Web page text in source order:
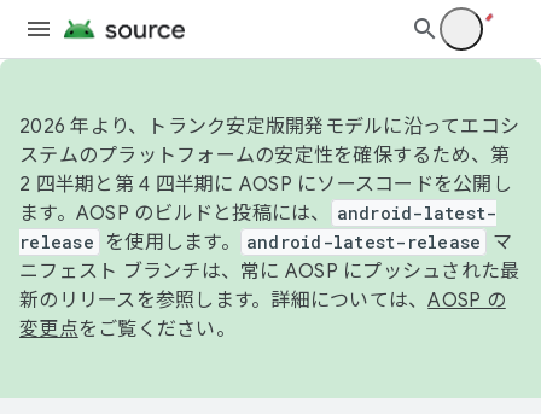
2026 年より、トランク安定版開発モデルに沿ってエコシ
ステムのプラットフォームの安定性を確保するため、第
2 四半期と第 4 四半期に AOSP にソースコードを公開し
ます。AOSP のビルドと投稿には、
android-latest-
release
を使用します。 android-latest-release
マ
ニフェスト ブランチは、常に AOSP にプッシュされた最
新のリリースを参照します。詳細については、AOSP の
変更点をご覧ください。